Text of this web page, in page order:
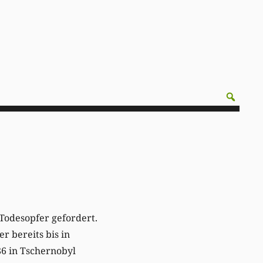
gefordert.
bereits bis in
in Tschernobyl